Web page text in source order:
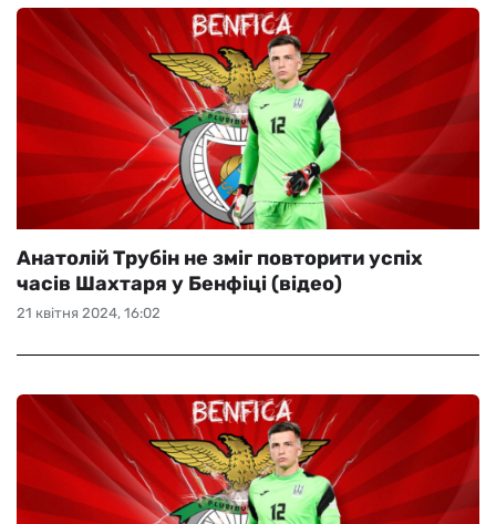
21 квітня 2024, 16:02
Анатолій Трубін не зміг повторити успіх
часів Шахтаря у Бенфіці (відео)